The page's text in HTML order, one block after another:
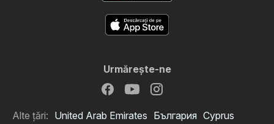
Urmăreşte-ne
Alte țări: United Arab Emirates България Cyprus